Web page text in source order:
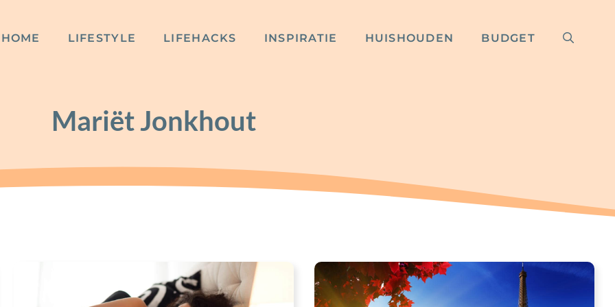
HOME LIFESTYLE LIFEHACKS INSPIRATIE HUISHOUDEN BUDGET
Mariët Jonkhout